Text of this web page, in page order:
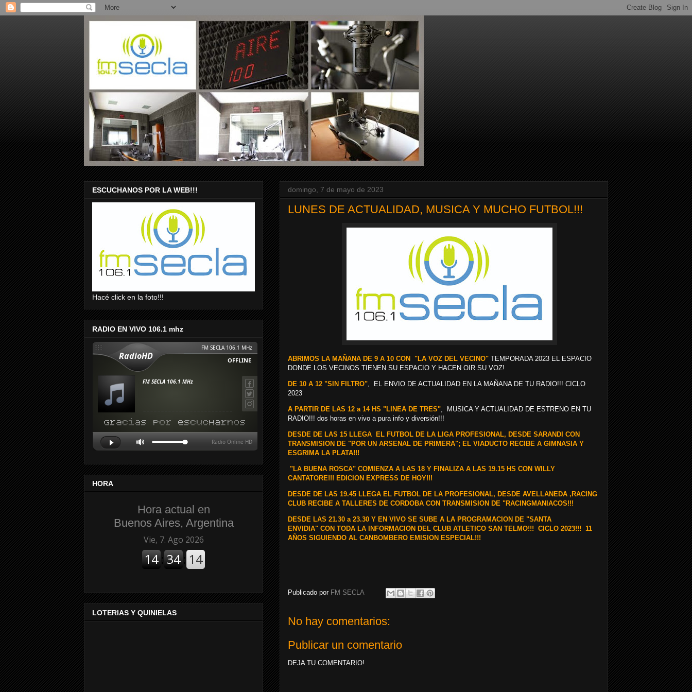
domingo, 7 de mayo de 2023
LUNES DE ACTUALIDAD, MUSICA Y MUCHO FUTBOL!!!
ABRIMOS LA MAÑANA DE 9 A 10 CON "LA VOZ DEL VECINO" TEMPORADA 2023 EL ESPACIO
DONDE LOS VECINOS TIENEN SU ESPACIO Y HACEN OIR SU VOZ!
DE 10 A 12 "SIN FILTRO", EL ENVIO DE ACTUALIDAD EN LA MAÑANA DE TU RADIO!!! CICLO
2023
A PARTIR DE LAS 12 a 14 HS "LINEA DE TRES", MUSICA Y ACTUALIDAD DE ESTRENO EN TU
RADIO!!! dos horas en vivo a pura info y diversión!!!
DESDE DE LAS 15 LLEGA EL FUTBOL DE LA LIGA PROFESIONAL, DESDE SARANDI CON
TRANSMISION DE "POR UN ARSENAL DE PRIMERA"; EL VIADUCTO RECIBE A GIMNASIA Y
ESGRIMA LA PLATA!!!
"LA BUENA ROSCA" COMIENZA A LAS 18 Y FINALIZA A LAS 19.15 HS CON WILLY
CANTATORE!!! EDICION EXPRESS DE HOY!!!
DESDE DE LAS 19.45 LLEGA EL FUTBOL DE LA PROFESIONAL, DESDE AVELLANEDA ,RACING
CLUB RECIBE A TALLERES DE CORDOBA CON TRANSMISION DE "RACINGMANIACOS!!!
DESDE LAS 21.30 a 23.30 Y EN VIVO SE SUBE A LA PROGRAMACION DE "SANTA
ENVIDIA" CON TODA LA INFORMACION DEL CLUB ATLETICO SAN TELMO!!! CICLO 2023!!! 11
AÑOS SIGUIENDO AL CANBOMBERO EMISION ESPECIAL!!!
Publicado por FM SECLA
No hay comentarios:
Publicar un comentario
DEJA TU COMENTARIO!
ESCUCHANOS POR LA WEB!!!
Hacé click en la foto!!!
RADIO EN VIVO 106.1 mhz
HORA
Hora actual en
Buenos Aires, Argentina
LOTERIAS Y QUINIELAS